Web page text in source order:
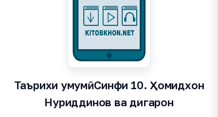
Таърихи умумӣ. Синфи 10. Ҳомидхон
Нуриддинов ва дигарон